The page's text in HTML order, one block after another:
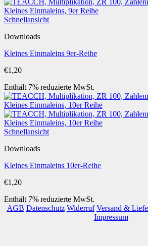
Schnellansicht
Downloads
Kleines Einmaleins 9er-Reihe
€1,20
Enthält 7% reduzierte MwSt.
Schnellansicht
Downloads
Kleines Einmaleins 10er-Reihe
€1,20
Enthält 7% reduzierte MwSt.
AGB Datenschutz Widerruf Versand &
Impressum